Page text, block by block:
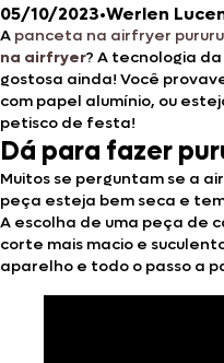
05/10/2023•Werlen
A panceta na airfryer
na airfryer? A tecnologia
gostosa ainda! Você
com papel alumínio, ou
petisco de festa!
Dá para fazer
Muitos se perguntam se a
peça esteja bem seca e
A escolha de uma peça de
corte mais macio e
aparelho e todo o passo a